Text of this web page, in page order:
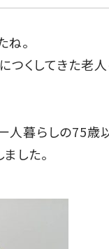
。
つくしてきた老
人暮らしの75歳
した。